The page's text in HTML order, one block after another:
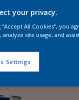
your privacy.
“Accept All Cookies”, you
analyze site usage, and
Settings